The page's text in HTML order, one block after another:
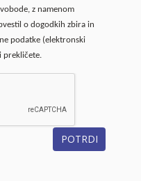
z namenom
o dogodkih zbira in
podatke (elektronski
prekličete.
POTRDI